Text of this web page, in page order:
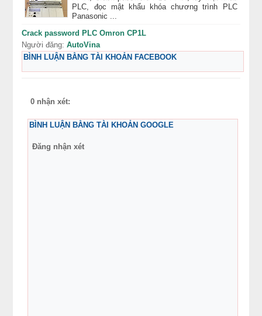
PLC, đọc mật khẩu khóa chương trình PLC
Panasonic ...
Crack password PLC Omron CP1L
Người đăng:AutoVina
BÌNH LUẬN BẰNG TÀI KHOẢN FACEBOOK
0 nhận xét:
BÌNH LUẬN BẰNG TÀI KHOẢN GOOGLE
Đăng nhận xét